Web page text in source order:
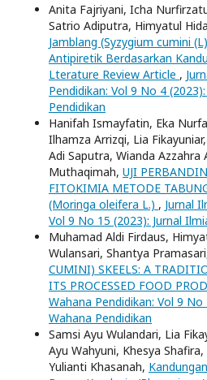
Anita Fajriyani, Icha
Satrio Adiputra, Himyatul
Jamblang (Syzygium cumini
Antipiretik Berdasarkan
Lterature Review Article ,
Pendidikan: Vol 9 No 4
Pendidikan
Hanifah Ismayfatin, Eka
Ilhamza Arrizqi, Lia
Adi Saputra, Wianda Azzahra
Muthaqimah, UJI
FITOKIMIA METODE
(Moringa oleifera L.) , Jurnal
Vol 9 No 15 (2023): Jurnal
Muhamad Aldi Firdaus,
Wulansari, Shantya
CUMINI) SKEELS: A
ITS PROCESSED FOOD
Wahana Pendidikan: Vol 9
Wahana Pendidikan
Samsi Ayu Wulandari, Lia
Ayu Wahyuni, Khesya
Yulianti Khasanah,